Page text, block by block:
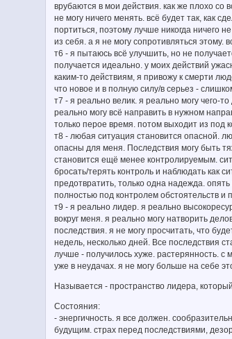
врубаются в мои действия. как же плохо со
не могу ничего менять. всё будет так, как
портиться, поэтому лучше никогда ничего
из себя. а я не могу сопротивляться этому.
т6 - я пытаюсь всё улучшить, но не
получается идеально. у моих действий
каким-то действиям, я привожу к смерти
что новое и в полную силу/в серьез -
т7 - я реально велик. я реально могу чего-
реально могу всё направить в нужном
только перое время. потом выходит из под
т8 - любая ситуация становится опасной.
опасны для меня. Последствия могу быть
становится ещё менее контролируемым.
бросать/терять контроль и наблюдать как
предотвратить, только одна надежда.
полностью под контролем обстоятельств
т9 - я реально лидер. я реально
вокруг меня. я реально могу натворить
последствия. я не могу просчитать, что
недель, несколько дней. Все последствия
лучше - получилось хуже. растерянность.
уже в неудачах. я не могу больше на себе
Называется - пространство лидера,
Состояния:
- энергичность. я все должен.
будущим. страх перед последствиями,